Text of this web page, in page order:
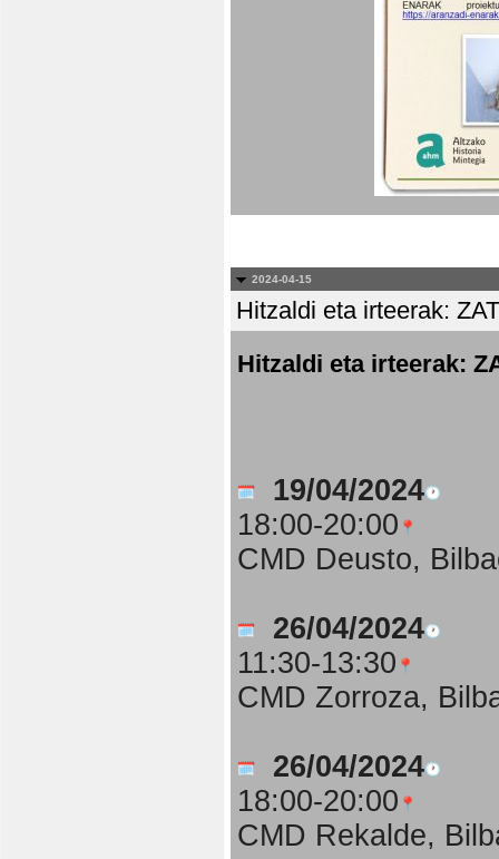
2024-04-15
Hitzaldi eta irteerak:
Hitzaldi eta irteerak:
19/04/2024
18:00-20:00
CMD Deusto,
26/04/2024
11:30-13:30
CMD Zorroza,
26/04/2024
18:00-20:00
CMD Rekalde,